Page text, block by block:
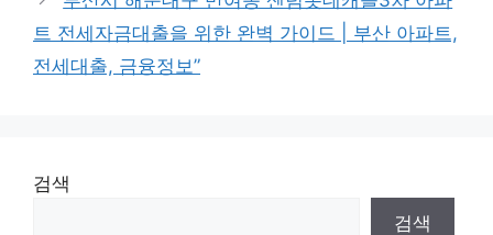
트 전세자금대출을 위한 완벽 가이드 | 부산 아파트,
전세대출, 금융정보”
검색
검색